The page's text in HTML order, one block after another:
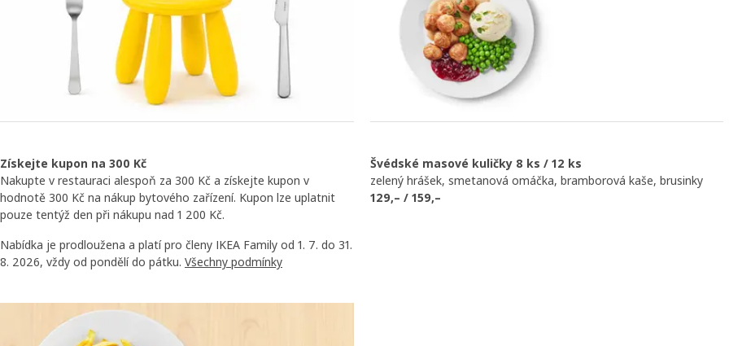
Získejte kupon na 300 Kč
Nakupte v restauraci alespoň za 300 Kč a získejte kupon v
hodnotě 300 Kč na nákup bytového zařízení. Kupon lze uplatnit
pouze tentýž den při nákupu nad 1 200 Kč.
Nabídka je prodloužena a platí pro členy IKEA Family od 1. 7. do 31.
8. 2026, vždy od pondělí do pátku. Všechny podmínky
Švédské masové kuličky 8 ks / 12 ks
zelený hrášek, smetanová omáčka, bramborová kaše, brusinky
129,– / 159,–